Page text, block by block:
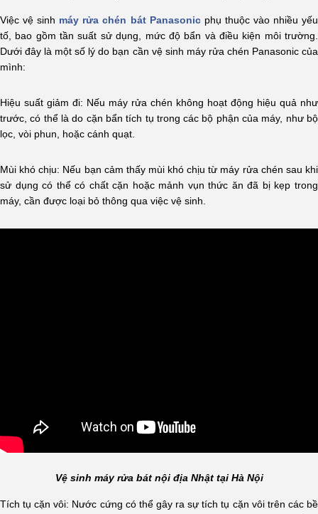
Việc vệ sinh máy rửa chén bát Panasonicphụ thuộc vào nhiều yếu
tố, bao gồm tần suất sử dụng, mức độ bẩn và điều kiện môi trường.
Dưới đây là một số lý do bạn cần vệ sinh máy rửa chén Panasonic của
mình:
Hiệu suất giảm đi: Nếu máy rửa chén không hoạt động hiệu quả như
trước, có thể là do cặn bẩn tích tụ trong các bộ phận của máy, như bộ
lọc, vòi phun, hoặc cánh quạt.
Mùi khó chịu: Nếu bạn cảm thấy mùi khó chịu từ máy rửa chén sau khi
sử dụng có thể có chất cặn hoặc mảnh vụn thức ăn đã bị kẹp trong
máy, cần được loại bỏ thông qua việc vệ sinh.
Vệ sinh máy rửa bát nội địa Nhật tại Hà Nội
Tích tụ cặn vôi: Nước cứng có thể gây ra sự tích tụ cặn vôi trên các bề